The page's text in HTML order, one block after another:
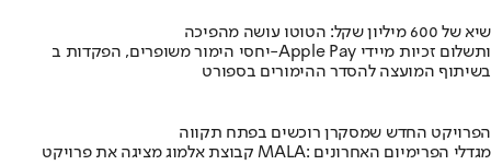
שיא של 600 מיליון שקל: הטוטו עושה מהפיכה
יחסי הימור משופרים, הפקדות ב-Apple Pay ותשלום זכיות מיידי
בשיתוף המועצה להסדר ההימורים בספורט
הפרויקט החדש שמסקרן רוכשים בפתח תקווה
קבוצת אלמוג מציגה את פרויקט MALA: מגדלי הפרימיום האחרונים